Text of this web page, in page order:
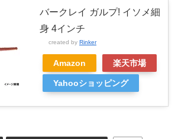
バークレイ ガルプ! イソメ細
身 4インチ
created by Rinker
Amazon 楽天市場
Yahooショッピング